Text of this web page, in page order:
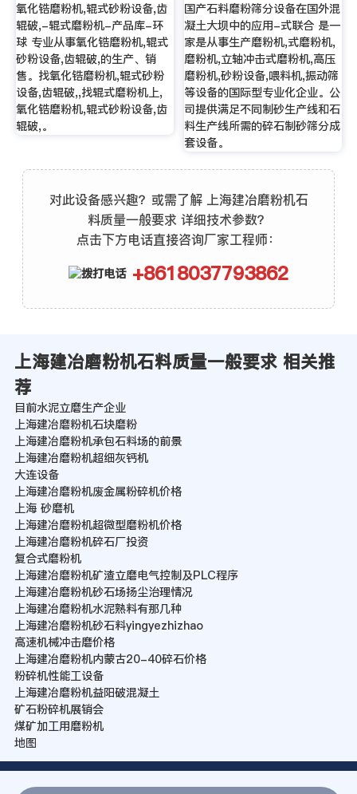
氧化锆磨粉机,辊式砂粉设备,齿
辊破,-辊式磨粉机-产品库-环
球 专业从事氧化锆磨粉机,辊式
砂粉设备,齿辊破,的生产、销
售。找氧化锆磨粉机,辊式砂粉
设备,齿辊破,,找辊式磨粉机上,
氧化锆磨粉机,辊式砂粉设备,齿
辊破,。
国产石料磨粉筛分设备在国外混
凝土大坝中的应用-式联合 是一
家是从事生产磨粉机,式磨粉机,
磨粉机,立轴冲击式磨粉机,高压
磨粉机,砂粉设备,喂料机,振动筛
等设备的国际型专业化企业。公
司提供满足不同制砂生产线和石
料生产线所需的碎石制砂筛分成
套设备。
对此设备感兴趣？或需了解 上海建冶磨粉机石
料质量一般要求 详细技术参数？
点击下方电话直接咨询厂家工程师：
+8618037793862
上海建冶磨粉机石料质量一般要求 相关推
荐
目前水泥立磨生产企业
上海建冶磨粉机石块磨粉
上海建冶磨粉机承包石料场的前景
上海建冶磨粉机超细灰钙机
大连设备
上海建冶磨粉机废金属粉碎机价格
上海 砂磨机
上海建冶磨粉机超微型磨粉机价格
上海建冶磨粉机碎石厂投资
复合式磨粉机
上海建冶磨粉机矿渣立磨电气控制及PLC程序
上海建冶磨粉机砂石场扬尘治理情况
上海建冶磨粉机水泥熟料有那几种
上海建冶磨粉机砂石料yingyezhizhao
高速机械冲击磨价格
上海建冶磨粉机内蒙古20-40碎石价格
粉碎机性能工设备
上海建冶磨粉机益阳破混凝土
矿石粉碎机展销会
煤矿加工用磨粉机
地图